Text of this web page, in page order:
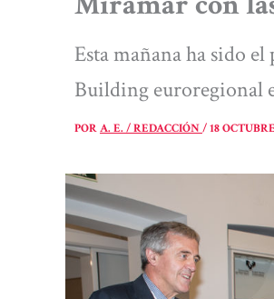
Esta mañana ha sido
Building euroregional
PORA. E. / REDACCIÓN/18